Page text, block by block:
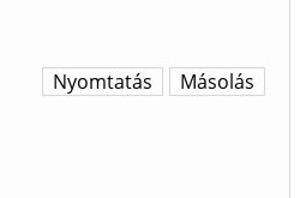
Másolás
Nyomtatás